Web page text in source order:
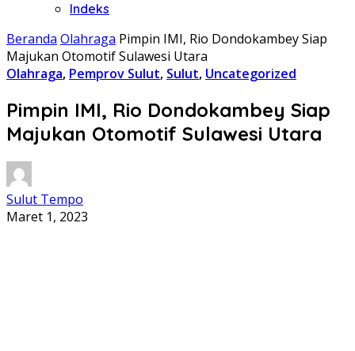
Indeks
Beranda Olahraga Pimpin IMI, Rio Dondokambey Siap
Majukan Otomotif Sulawesi Utara
Olahraga, Pemprov Sulut, Sulut, Uncategorized
Pimpin IMI, Rio Dondokambey Siap
Majukan Otomotif Sulawesi Utara
Sulut Tempo
Maret 1, 2023